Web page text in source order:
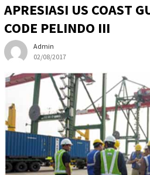
APRESIASI US COAST
CODE PELINDO III
Admin
02/08/2017